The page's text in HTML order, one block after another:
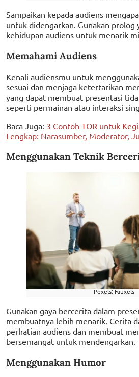
Sampaikan kepada audiens
untuk didengarkan. Gunakan prolog
kehidupan audiens untuk menarik
Memahami Audiens
Kenali audiensmu untuk
sesuai dan menjaga ketertarikan
yang dapat membuat presentasi
seperti permainan atau interaksi
Baca Juga: 3 Contoh TOR untuk
Lengkap: Narasumber, Moderator,
Menggunakan Teknik
Pexels: Fauxels
Gunakan gaya bercerita dalam
membuatnya lebih menarik. Cerita
perhatian audiens dan membuat
bersemangat untuk mendengarkan.
Menggunakan Humor